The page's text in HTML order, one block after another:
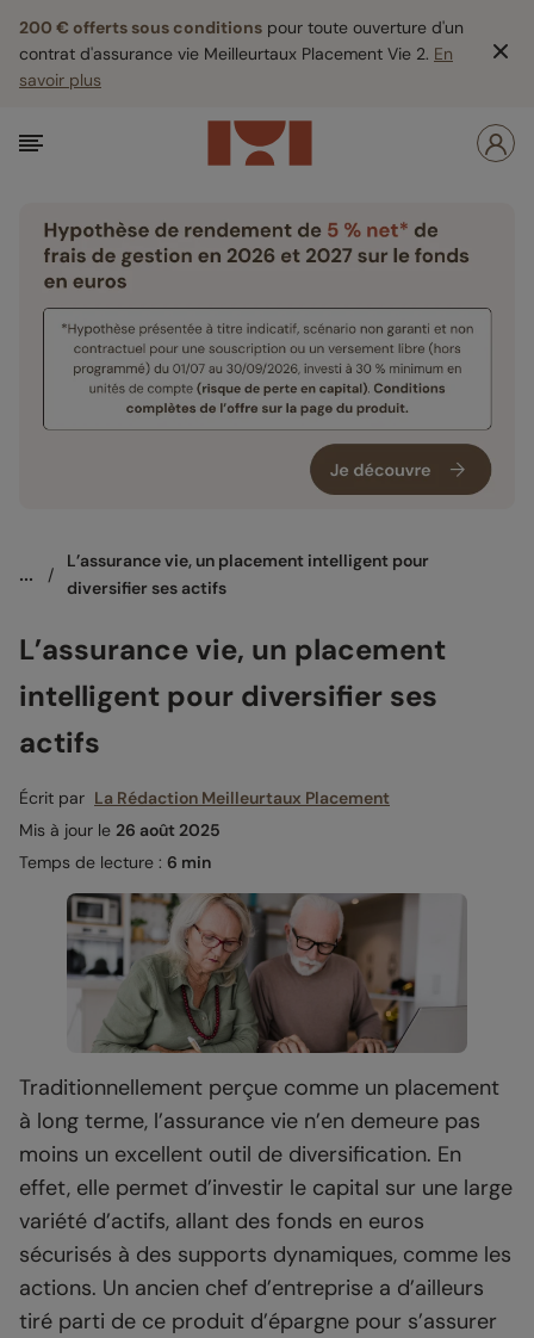
200 € offerts sous conditions pour toute ouverture d'un
contrat d'assurance vie Meilleurtaux Placement Vie 2. En
savoir plus
... /
L’assurance vie, un placement intelligent pour
diversifier ses actifs
L’assurance vie, un placement
intelligent pour diversifier ses
actifs
Écrit par La Rédaction Meilleurtaux Placement
Mis à jour le 26 août 2025
Temps de lecture : 6 min
Traditionnellement perçue comme un placement
à long terme, l’assurance vie n’en demeure pas
moins un excellent outil de diversification. En
effet, elle permet d’investir le capital sur une large
variété d’actifs, allant des fonds en euros
sécurisés à des supports dynamiques, comme les
actions. Un ancien chef d’entreprise a d’ailleurs
tiré parti de ce produit d’épargne pour s’assurer